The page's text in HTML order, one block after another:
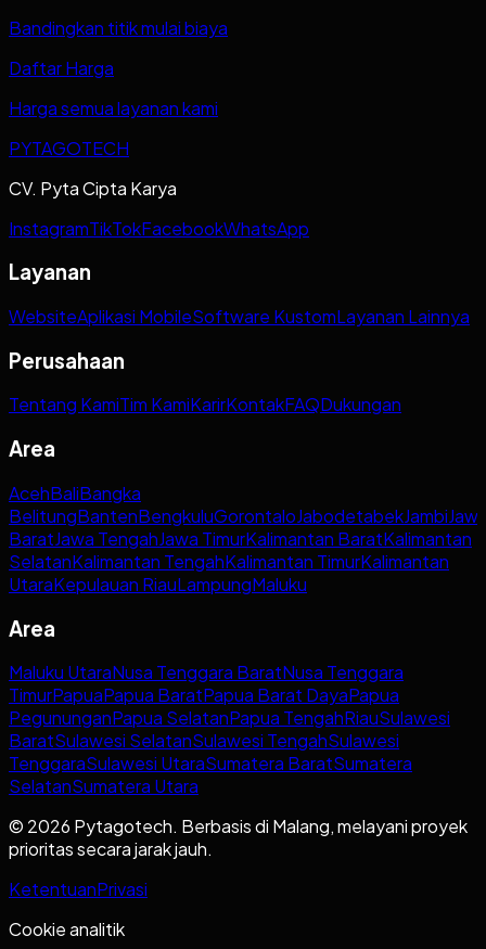
Bandingkan titik mulai biaya
Daftar Harga
Harga semua layanan kami
PYTAGOTECH
CV. Pyta Cipta Karya
InstagramTikTokFacebookWhatsApp
Layanan
WebsiteAplikasi MobileSoftware KustomLayanan Lainnya
Perusahaan
Tentang KamiTim KamiKarirKontakFAQDukungan
Area
AcehBaliBangka
BelitungBantenBengkuluGorontaloJabodetabekJambi
BaratJawa TengahJawa TimurKalimantan BaratKalimantan
SelatanKalimantan TengahKalimantan TimurKalimantan
UtaraKepulauan RiauLampungMaluku
Area
Maluku UtaraNusa Tenggara BaratNusa Tenggara
TimurPapuaPapua BaratPapua Barat DayaPapua
PegununganPapua SelatanPapua TengahRiauSulawesi
BaratSulawesi SelatanSulawesi TengahSulawesi
TenggaraSulawesi UtaraSumatera BaratSumatera
SelatanSumatera Utara
© 2026 Pytagotech. Berbasis di Malang, melayani proyek
prioritas secara jarak jauh.
KetentuanPrivasi
Cookie analitik